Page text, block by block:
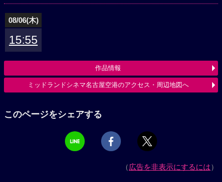
08/06(木)
15:55
作品情報
ミッドランドシネマ名古屋空港のアクセス・周辺地図へ
このページをシェアする
（広告を非表示にするには）